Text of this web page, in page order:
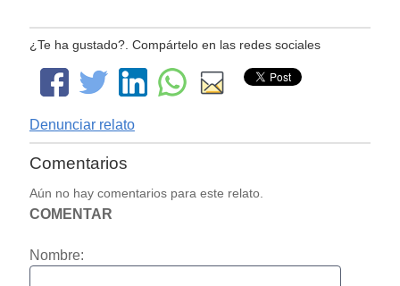
¿Te ha gustado?. Compártelo en las redes sociales
Denunciar relato
Comentarios
Aún no hay comentarios para este relato.
COMENTAR
Nombre: